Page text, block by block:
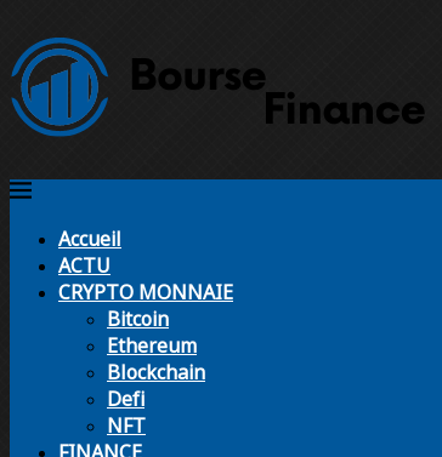
Accueil
ACTU
CRYPTO MONNAIE
Bitcoin
Ethereum
Blockchain
Defi
NFT